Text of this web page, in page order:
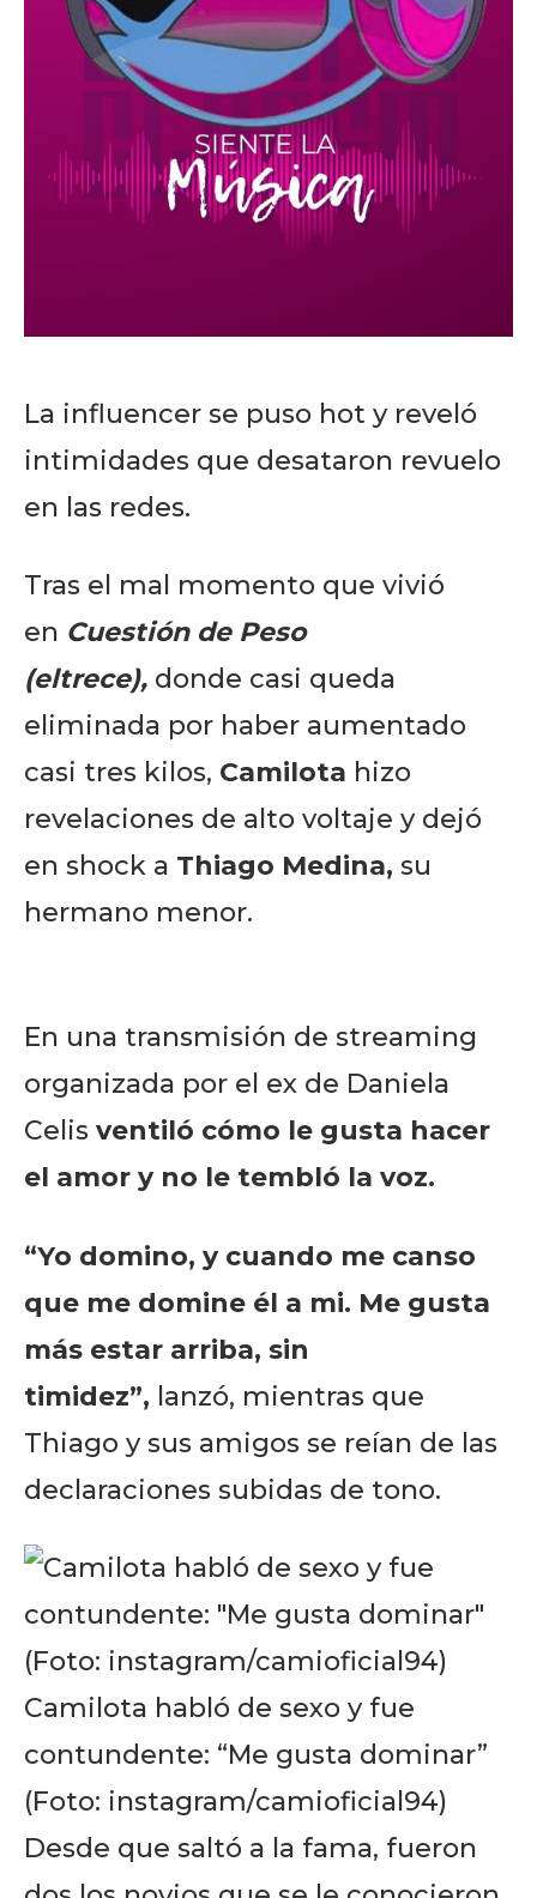
La influencer se puso hot y reveló
intimidades que desataron revuelo
en las redes.
Tras el mal momento que vivió
en Cuestión de Peso
(eltrece), donde casi queda
eliminada por haber aumentado
casi tres kilos, Camilota hizo
revelaciones de alto voltaje y dejó
en shock a Thiago Medina, su
hermano menor.
En una transmisión de streaming
organizada por el ex de Daniela
Celis ventiló cómo le gusta hacer
el amor y no le tembló la voz.
“Yo domino, y cuando me canso
que me domine él a mi. Me gusta
más estar arriba, sin
timidez”, lanzó, mientras que
Thiago y sus amigos se reían de las
declaraciones subidas de tono.
Camilota habló de sexo y fue
contundente: “Me gusta dominar”
(Foto: instagram/camioficial94)
Desde que saltó a la fama, fueron